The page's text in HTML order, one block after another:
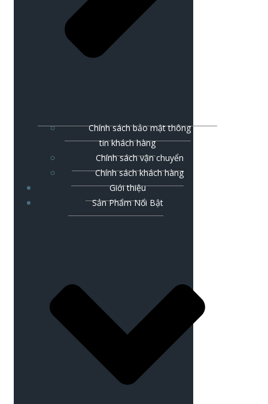
Chính sách bảo mật thông
tin khách hàng
Chính sách vận chuyển
Chính sách khách hàng
Giới thiệu
Sản Phẩm Nổi Bật